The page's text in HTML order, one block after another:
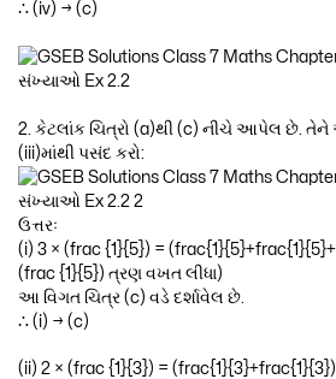
∴ (iv) → (c)
2. કેટલાંક ચિત્રો (a)થી (c) નીચે આપેલ છે.
(iii)માંથી પસંદ કરો:
ઉત્તરઃ
(i) 3 × (frac {1}{5}) =
(frac {1}{5}) ત્રણ વખત લીધા)
આ વિગત ચિત્ર (c) વડે દર્શાવેલ છે.
∴ (i) → (c)
(ii) 2 × (frac {1}{3}) =